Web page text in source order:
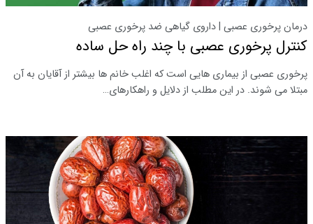
درمان پرخوری عصبی | داروی گیاهی ضد پرخوری عصبی
کنترل پرخوری عصبی با چند راه حل ساده
پرخوری عصبی از بیماری هایی است که اغلب خانم ها بیشتر از آقایان به آن
مبتلا می شوند. در این مطلب از دلایل و راهکارهای…